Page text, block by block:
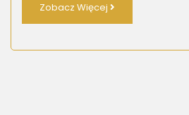
Zobacz Więcej